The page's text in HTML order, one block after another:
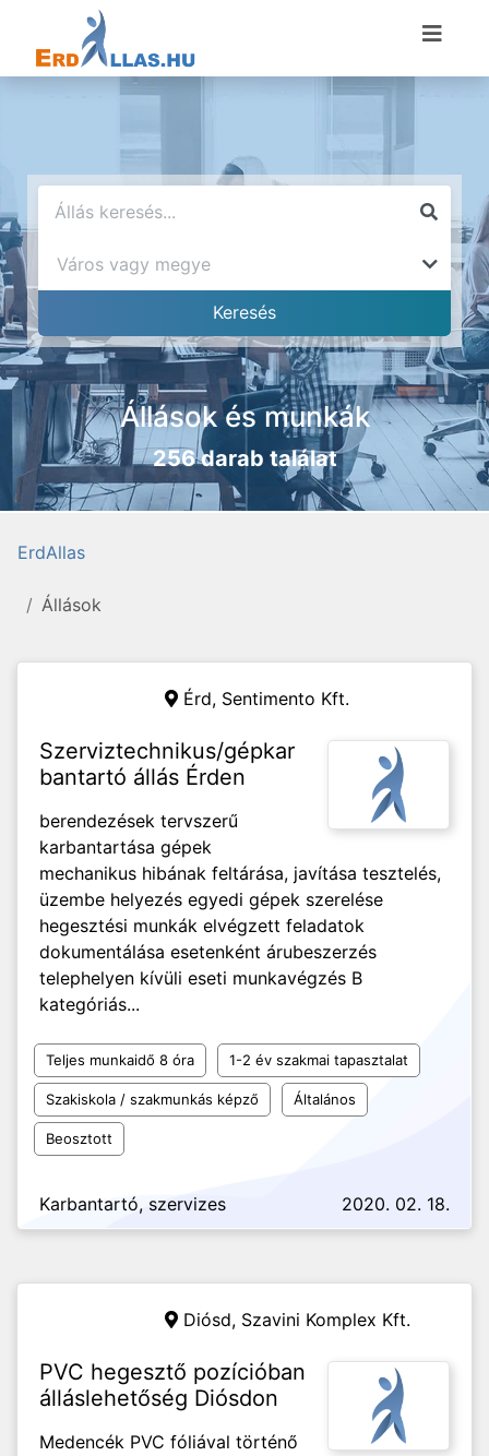
Állások és munkák
256 darab találat
ErdAllas
Állások
Érd, Sentimento Kft.
Szerviztechnikus/gépkar
bantartó állás Érden
berendezések tervszerű
karbantartása gépek
mechanikus hibának feltárása, javítása tesztelés,
üzembe helyezés egyedi gépek szerelése
hegesztési munkák elvégzett feladatok
dokumentálása esetenként árubeszerzés
telephelyen kívüli eseti munkavégzés B
kategóriás...
Teljes munkaidő 8 óra 1-2 év szakmai tapasztalat
Szakiskola / szakmunkás képző Általános
Beosztott
Karbantartó, szervizes 2020. 02. 18.
Diósd, Szavini Komplex Kft.
PVC hegesztő pozícióban
álláslehetőség Diósdon
Medencék PVC fóliával történő